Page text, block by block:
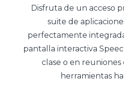
Disfruta de un acceso
suite de
perfectamente
pantalla interactiva
clase o en
herramientas